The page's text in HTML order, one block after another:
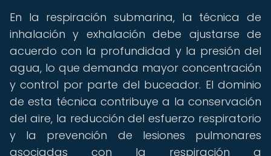
En la respiración submarina, la técnica de
inhalación y exhalación debe ajustarse de
acuerdo con la profundidad y la presión del
agua, lo que demanda mayor concentración
y control por parte del buceador. El dominio
de esta técnica contribuye a la conservación
del aire, la reducción del esfuerzo respiratorio
y la prevención de lesiones pulmonares
asociadas con la respiración a